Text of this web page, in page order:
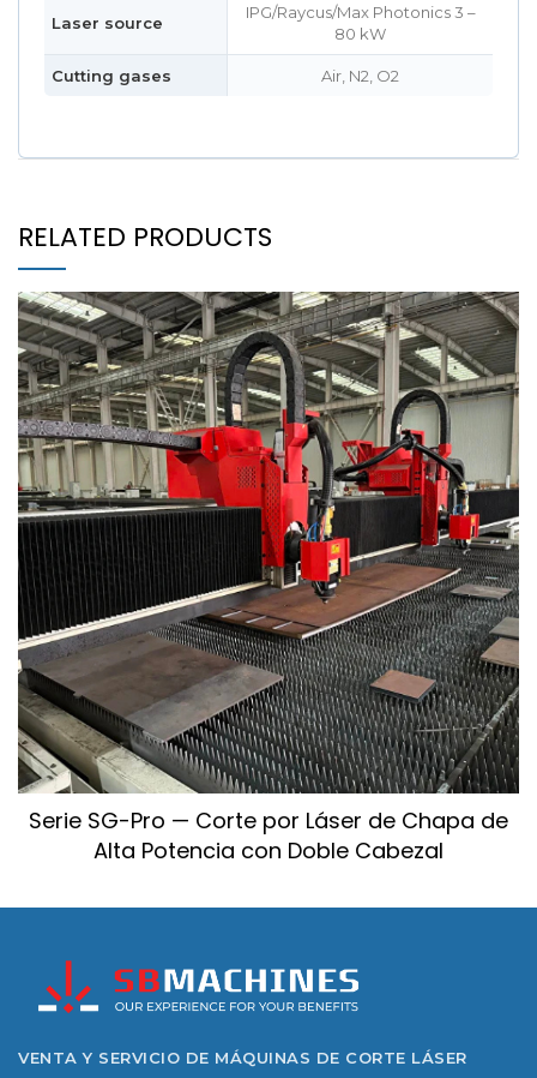
Laser source
IPG/Raycus/Max Photonics 3 –
80 kW
Cutting gases Air, N2, O2
RELATED PRODUCTS
Serie SG-Pro — Corte por Láser de Chapa de
Alta Potencia con Doble Cabezal
VENTA Y SERVICIO DE MÁQUINAS DE CORTE LÁSER